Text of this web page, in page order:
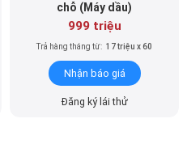
chỗ (Máy dầu)
999 triệu
Trả hàng tháng từ: 17 triệu x 60
Nhận báo giá
Đăng ký lái thử